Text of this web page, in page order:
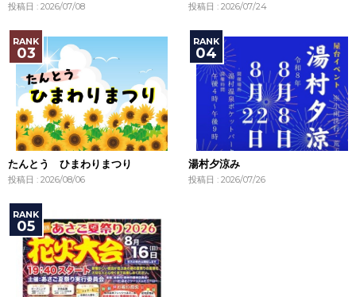
投稿日 : 2026/07/08 投稿日 : 2026/07/24
たんとう ひまわりまつり
投稿日 : 2026/08/06
湯村夕涼み
投稿日 : 2026/07/26